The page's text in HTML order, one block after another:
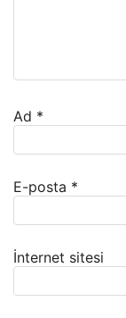
Ad *
E-posta *
İnternet sitesi